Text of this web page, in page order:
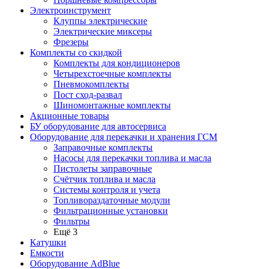
Электроинструмент
Клуппы электрические
Электрические миксеры
Фрезеры
Комплекты со скидкой
Комплекты для кондиционеров
Четырехстоечные комплекты
Пневмокомплекты
Пост сход-развал
Шиномонтажные комплекты
Акционные товары
БУ оборудование для автосервиса
Оборудование для перекачки и хранения ГСМ
Заправочные комплекты
Насосы для перекачки топлива и масла
Пистолеты заправочные
Счётчик топлива и масла
Системы контроля и учета
Топливораздаточные модули
Фильтрационные установки
Фильтры
Ещё 3
Катушки
Емкости
Оборудование AdBlue